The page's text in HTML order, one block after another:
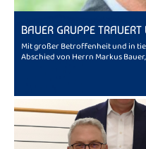
BAUER GRUPPE
Mit großer Betroffenheit und in
Abschied von Herrn Markus